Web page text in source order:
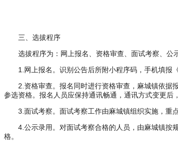
三、选拔程序
选拔程序为：网上报名、资格审查、面试考察、公
1.网上报名。识别公告后所附小程序码，手机填报
2.资格审查。报名同时进行资格审查，麻城镇依据
参选资格。报名人员应保持通讯畅通，通讯方式变更后
3.面试考察。面试考察工作由麻城镇组织实施，重
4.公示录用。对面试考察合格的人员，由麻城镇按
格。